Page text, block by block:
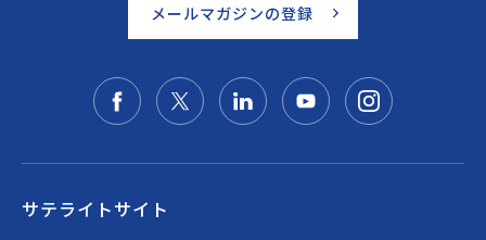
メールマガジンの登録
サテライトサイト